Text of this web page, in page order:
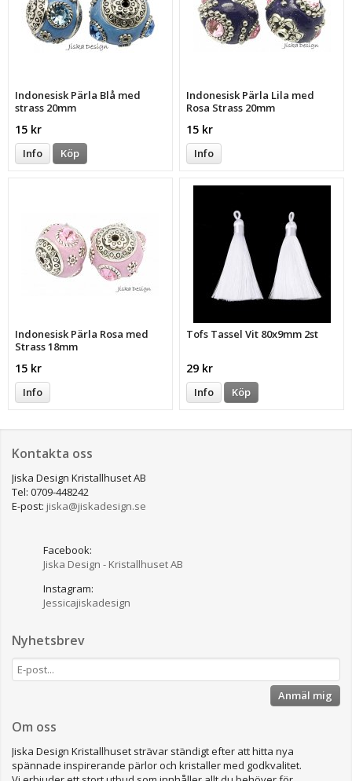
Indonesisk Pärla Blå med
strass 20mm
15 kr
Info Köp
Indonesisk Pärla Lila med
Rosa Strass 20mm
15 kr
Info
Indonesisk Pärla Rosa med
Strass 18mm
15 kr
Info
Tofs Tassel Vit 80x9mm 2st
29 kr
Info Köp
Kontakta oss
Jiska Design Kristallhuset AB
Tel: 0709-448242
E-post: jiska@jiskadesign.se
Facebook:
Jiska Design - Kristallhuset AB
Instagram:
Jessicajiskadesign
Nyhetsbrev
Anmäl mig
Om oss
Jiska Design Kristallhuset strävar ständigt efter att hitta nya
spännade inspirerande pärlor och kristaller med godkvalitet.